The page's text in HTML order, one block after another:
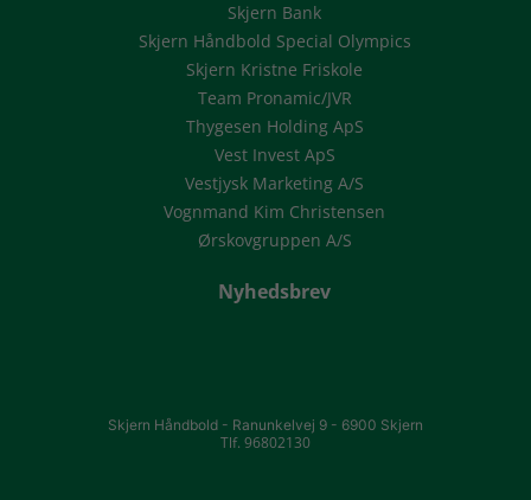
Skjern Bank
Skjern Håndbold Special Olympics
Skjern Kristne Friskole
Team Pronamic/JVR
Thygesen Holding ApS
Vest Invest ApS
Vestjysk Marketing A/S
Vognmand Kim Christensen
Ørskovgruppen A/S
Nyhedsbrev
Skjern Håndbold - Ranunkelvej 9 - 6900 Skjern
Tlf. 96802130